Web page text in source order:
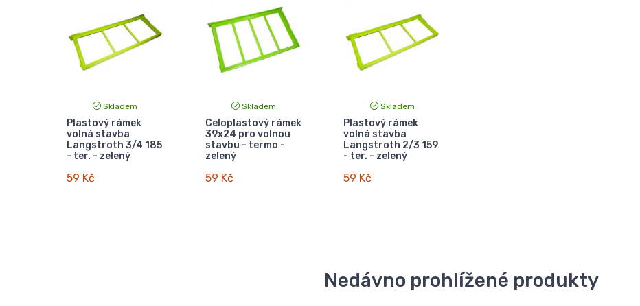
Skladem
Plastový rámek
volná stavba
Langstroth 3/4 185
- ter. - zelený
59 Kč
Skladem
Celoplastový rámek
39x24 pro volnou
stavbu - termo -
zelený
59 Kč
Skladem
Plastový rámek
volná stavba
Langstroth 2/3 159
- ter. - zelený
59 Kč
Nedávno prohlížené produkty